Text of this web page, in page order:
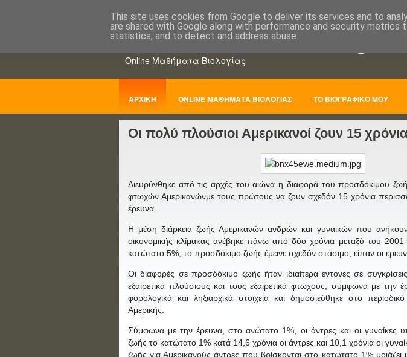
ΒΙΟΛΟΓΙΑonline.gr
Online Μαθήματα Βιολογίας
ΑΡΧΙΚΗ ONLINE ΜΑΘΗΜΑΤΑ ΒΙΟΛΟΓΙΑΣ ΤΟ ΒΙΟΓΡΑΦΙΚΟ ΜΟΥ
ΠΑΝΕΛΛΑΔΙΚΕΣ
Οι πολύ πλούσιοι Αμερικανοί ζουν 15
Διευρύνθηκε από τις αρχές του αιώνα η διαφορά του προσδόκιμου
φτωχών Αμερικανώνμε τους πρώτους να ζουν σχεδόν 15 χρόνια
έρευνα.
Η μέση διάρκεια ζωής Αμερικανών ανδρών και γυναικών που
οικονομικής κλίμακας ανέβηκε πάνω από δύο χρόνια μεταξύ του
κατώτατο 5%, το προσδόκιμο ζωής έμεινε σχεδόν στάσιμο, είπαν οι
Οι διαφορές σε προσδόκιμο ζωής ήταν ιδιαίτερα έντονες σε
εξαιρετικά πλούσιους και τους εξαιρετικά φτωχούς, σύμφωνα με την
φορολογικά και ληξιαρχικά στοιχεία και δημοσιεύθηκε στο
Αμερικής.
Σύμφωνα με την έρευνα, στο ανώτατο 1%, οι άντρες και οι γυναίκες
ζωής το κατώτατο 1% κατά 14,6 χρόνια οι άντρες και 10,1 χρόνια οι
ζωής για Αμερικανούς άντρες που βρίσκονται στο κατώτατο 1%
This site uses cookies from Google to deliver its services and to
are shared with Google along with performance and security metrics
statistics, and to detect and address abuse.